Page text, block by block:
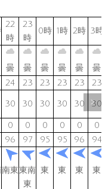
>
22
時
23
時
0時 1時 2時 3時
曇 曇 曇 曇 曇 曇
24 23 23 23 23 23
30 30 30 30 30 30
0 0 0 0 0 0
96 97 95 95 96 94
南東東南
東
東 東 東 東